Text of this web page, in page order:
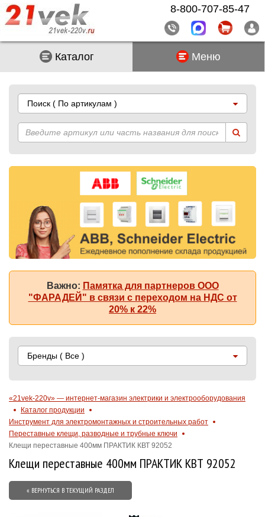
Каталог Меню
Поиск ( По артикулам )
Важно: Памятка для партнеров ООО
"ФАРАДЕЙ" в связи с переходом на НДС от
20% к 22%
Бренды ( Все )
«21vek-220v» — интернет-магазин электрики и электрооборудования
Каталог продукции
Инструмент для электромонтажных и строительных работ
Переставные клещи, разводные и трубные ключи
Клещи переставные 400мм ПРАКТИК КВТ 92052
Клещи переставные 400мм ПРАКТИК КВТ 92052
« ВЕРНУТЬСЯ В ТЕКУЩИЙ РАЗДЕЛ
8-800-707-85-47